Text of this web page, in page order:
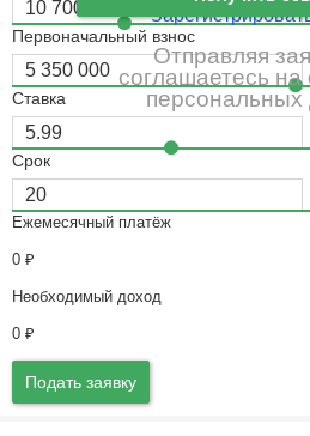
Первоначальный взнос
Ставка
Срок
Ежемесячный платёж
0 ₽
Необходимый доход
0 ₽
Подать заявку
Отправляя
соглашаетесь на